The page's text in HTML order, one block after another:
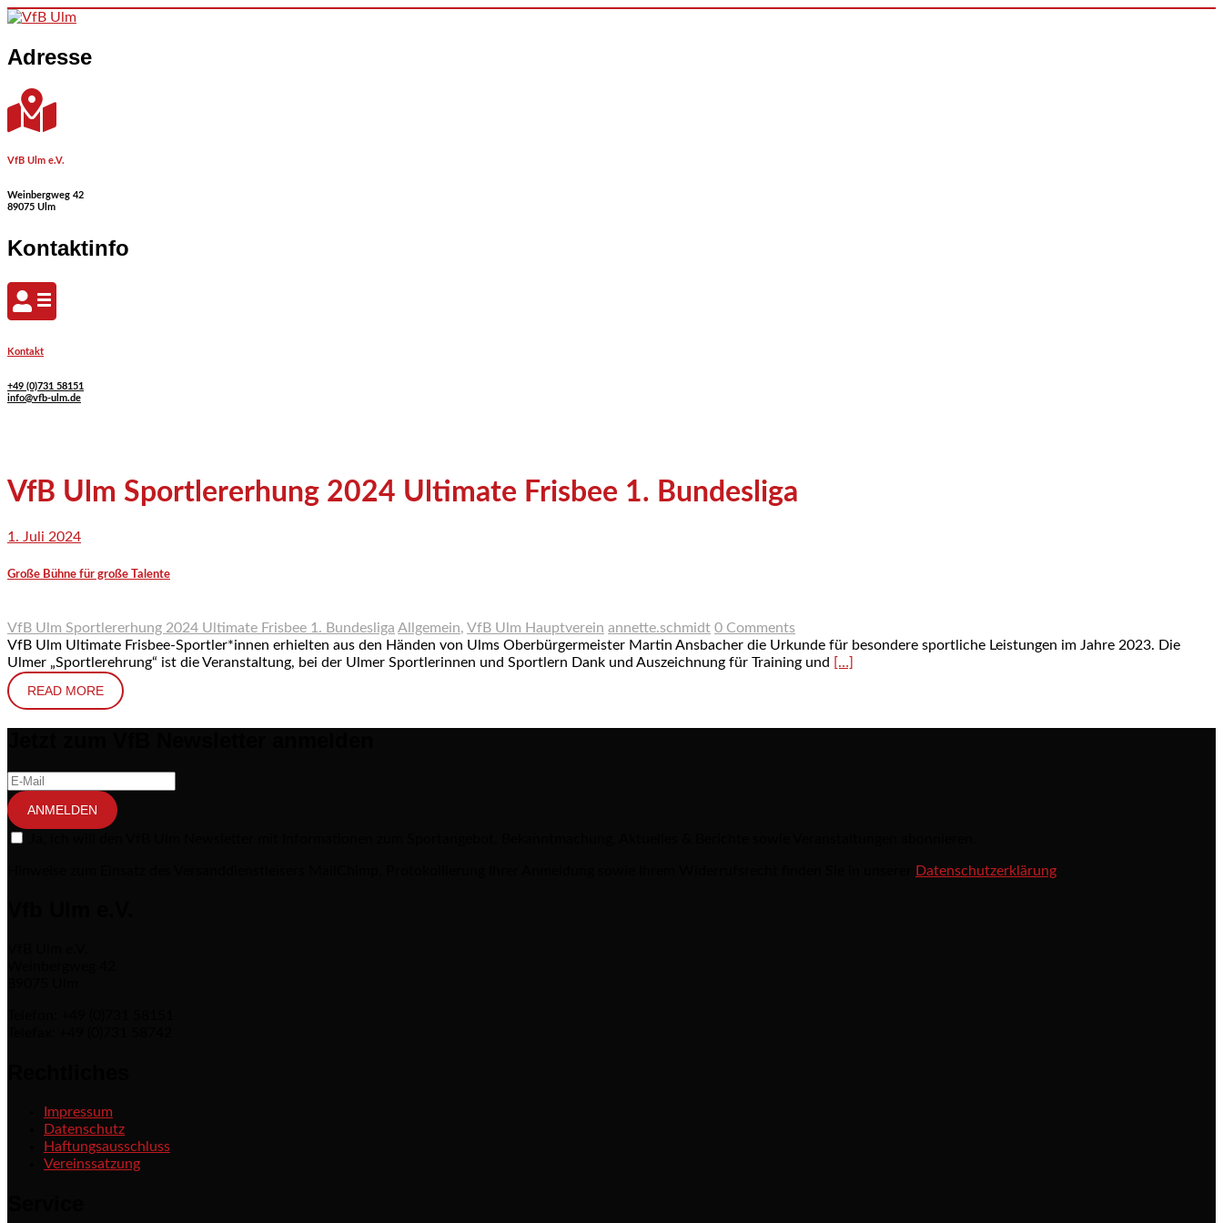
Skip to content
Adresse
VfB Ulm e.V.
Weinbergweg 42
89075 Ulm
Kontaktinfo
Kontakt
+49 (0)731 58151
info@vfb-ulm.de
VfB Ulm Sportlererhung 2024 Ultimate Frisbee 1. Bundesliga
1. Juli 2024
Große Bühne für große Talente
VfB Ulm Sportlererhung 2024 Ultimate Frisbee 1. Bundesliga Allgemein, VfB Ulm Hauptverein annette.schmidt 0 Comments
VfB Ulm Ultimate Frisbee-Sportler*innen erhielten aus den Händen von Ulms Oberbürgermeister Martin Ansbacher die Urkunde für besondere sportliche Leistungen im Jahre 2023. Die
Ulmer „Sportlerehrung“ ist die Veranstaltung, bei der Ulmer Sportlerinnen und Sportlern Dank und Auszeichnung für Training und […]
READ MORE
ANMELDEN
Datenschutzerklärung
Impressum
Datenschutz
Haftungsausschluss
Vereinssatzung